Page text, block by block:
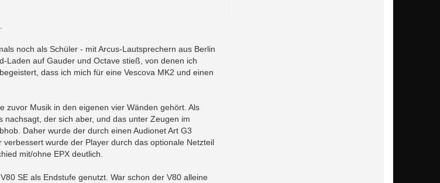
noch als Schüler - mit Arcus-Lautsprechern aus Berlin
Laden auf Gauder und Octave stieß, von denen ich
dass ich mich für eine Vescova MK2 und einen
zuvor Musik in den eigenen vier Wänden gehört. Als
der sich aber, und das unter Zeugen im
Daher wurde der durch einen Audionet Art G3
wurde der Player durch das optionale Netzteil
mit/ohne EPX deutlich.
SE als Endstufe genutzt. War schon der V80 alleine